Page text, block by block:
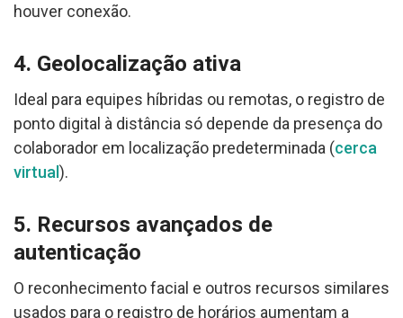
houver conexão.
4. Geolocalização ativa
Ideal para equipes híbridas ou remotas, o registro de
ponto digital à distância só depende da presença do
colaborador em localização predeterminada (cerca
virtual).
5. Recursos avançados de
autenticação
O reconhecimento facial e outros recursos similares
usados para o registro de horários aumentam a